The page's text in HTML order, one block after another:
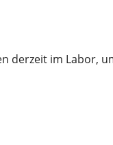
derzeit im Labor,